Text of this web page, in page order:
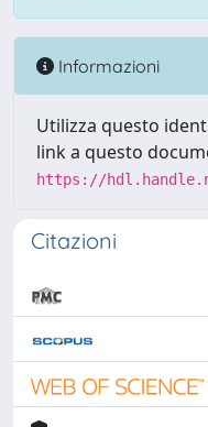
Informazioni
Utilizza questo
link a questo
https://
Citazioni